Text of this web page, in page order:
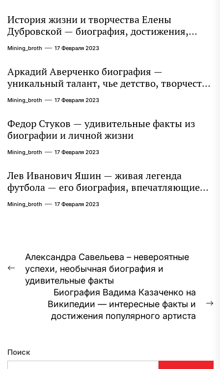
История жизни и творчества Елены
Дубровской — биография, достижения,
интересные факты
Mining_broth 17 Февраля 2023
Аркадий Аверченко биография —
уникальный талант, чье детство, творчество
и литературное наследие продолжают
восхищать миллионы
Mining_broth 17 Февраля 2023
Федор Стуков — удивительные факты из
биографии и личной жизни
Mining_broth 17 Февраля 2023
Лев Иванович Яшин — живая легенда
футбола — его биография, впечатляющие
достижения и интересная личная жизнь
Mining_broth 17 Февраля 2023
Навигация
по
записям
Предыдущая
запись:
Александра Савельева – невероятные
успехи, необычная биография и
удивительные факты
Биография Вадима Казаченко на
Википедии — интересные факты и
достижения популярного артиста
Поиск